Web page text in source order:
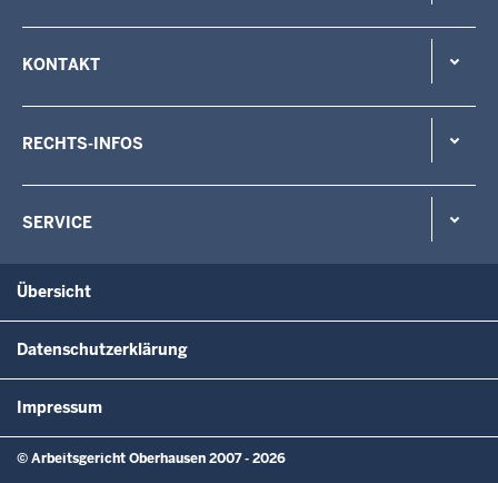
KONTAKT
RECHTS-INFOS
SERVICE
Übersicht
Datenschutzerklärung
Impressum
© Arbeitsgericht Oberhausen 2007 - 2026